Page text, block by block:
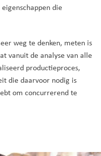
die
weg te denken, meten is
vanuit de analyse van alle
productieproces,
die daarvoor nodig is
om concurrerend te